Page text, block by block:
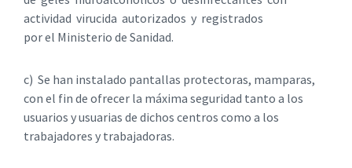
actividad virucida autorizados y registrados
por el Ministerio de Sanidad.
c) Se han instalado pantallas protectoras, mamparas,
con el fin de ofrecer la máxima seguridad tanto a los
usuarios y usuarias de dichos centros como a los
trabajadores y trabajadoras.